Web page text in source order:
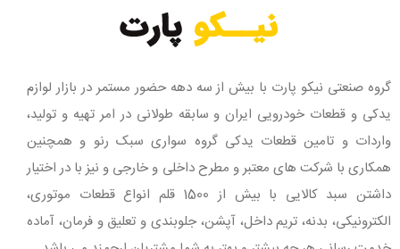
گروه صنعتی نیکو پارت با بیش از سه دهه حضور مستمر در بازار لوازم
یدکی و قطعات خودرویی ایران و سابقه طولانی در امر تهیه و تولید،
واردات و تامین قطعات یدکی گروه سواری سبک رنو و همچنین
همکاری با شرکت های معتبر و مطرح داخلی و خارجی و نیز با در اختیار
داشتن سبد کالایی با بیش از 1500 قلم انواع قطعات موتوری،
الکترونیکی، بدنه، تریم داخل، آپشن، جلوبندی و تعلیق و فرمان، آماده